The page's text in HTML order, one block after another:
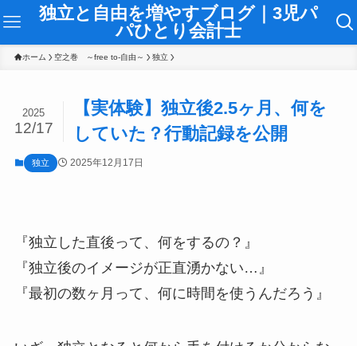
独立と自由を増やすブログ｜3児パ
パひとり会計士
ホーム 空之巻 ～free to-自由～ 独立
【実体験】独立後2.5ヶ月、何を
していた？行動記録を公開
2025
12/17
独立 2025年12月17日
『独立した直後って、何をするの？』
『独立後のイメージが正直湧かない…』
『最初の数ヶ月って、何に時間を使うんだろう』